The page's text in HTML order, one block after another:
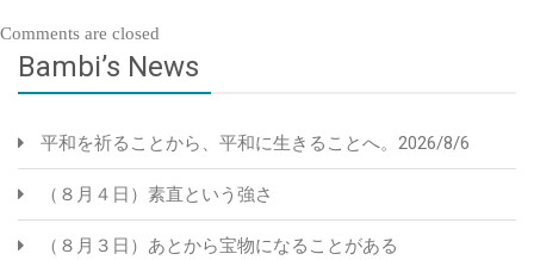
Comments are closed
Bambi’s News
平和を祈ることから、平和に生きることへ。2026/8/6
（８月４日）素直という強さ
（８月３日）あとから宝物になることがある